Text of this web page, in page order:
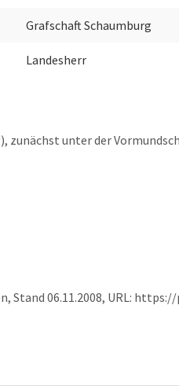
Grafschaft Schaumburg
Landesherr
zunächst unter der
Stand 06.11.2008, URL: